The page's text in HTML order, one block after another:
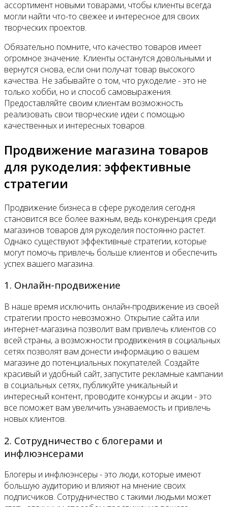
ассортимент новыми товарами, чтобы клиенты всегда
могли найти что-то свежее и интересное для своих
творческих проектов.
Обязательно помните, что качество товаров имеет
огромное значение. Клиенты останутся довольными и
вернутся снова, если они получат товар высокого
качества. Не забывайте о том, что рукоделие - это не
только хобби, но и способ самовыражения.
Предоставляйте своим клиентам возможность
реализовать свои творческие идеи с помощью
качественных и интересных товаров.
Продвижение магазина товаров
для рукоделия: эффективные
стратегии
Продвижение бизнеса в сфере рукоделия сегодня
становится все более важным, ведь конкуренция среди
магазинов товаров для рукоделия постоянно растет.
Однако существуют эффективные стратегии, которые
могут помочь привлечь больше клиентов и обеспечить
успех вашего магазина.
1. Онлайн-продвижение
В наше время исключить онлайн-продвижение из своей
стратегии просто невозможно. Открытие сайта или
интернет-магазина позволит вам привлечь клиентов со
всей страны, а возможности продвижения в социальных
сетях позволят вам донести информацию о вашем
магазине до потенциальных покупателей. Создайте
красивый и удобный сайт, запустите рекламные кампании
в социальных сетях, публикуйте уникальный и
интересный контент, проводите конкурсы и акции - это
все поможет вам увеличить узнаваемость и привлечь
новых клиентов.
2. Сотрудничество с блогерами и
инфлюэнсерами
Блогеры и инфлюэнсеры - это люди, которые имеют
большую аудиторию и влияют на мнение своих
подписчиков. Сотрудничество с такими людьми может